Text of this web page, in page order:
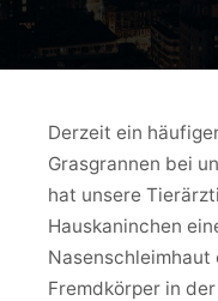
Derzeit ein
Grasgrannen bei
hat unsere
Hauskaninchen
Fremdkörper in